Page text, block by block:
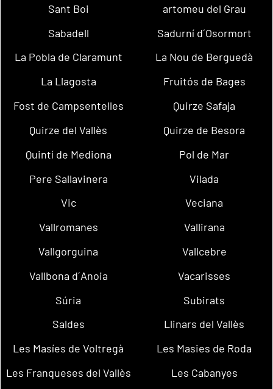
Sant Boi
artomeu del Grau
Sabadell
Sadurní d´Osormort
La Pobla de Claramunt
La Nou de Berguedà
La Llagosta
Fruitós de Bages
Fost de Campsentelles
Quirze Safaja
Quirze del Vallès
Quirze de Besora
Quintí de Mediona
Pol de Mar
Pere Sallavinera
Vilada
Vic
Veciana
Vallromanes
Vallirana
Vallgorguina
Vallcebre
Vallbona d´Anoia
Vacarisses
Súria
Subirats
Saldes
Llinars del Vallès
Les Masíes de Voltregà
Les Masies de Roda
Les Franqueses del Vallès
Les Cabanyes